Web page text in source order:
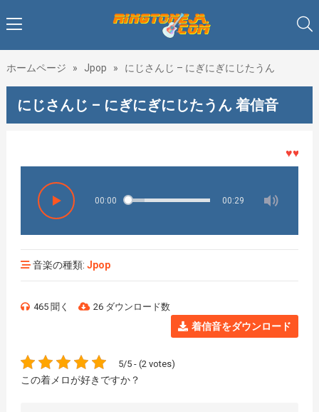
ホームページ » Jpop » にじさんじ – にぎにぎにじたうん
にじさんじ – にぎにぎにじたうん 着信音
♥♥♥着メ
00:00 00:29
音楽の種類: Jpop
465 聞く 26 ダウンロード数
着信音をダウンロード
5/5 - (2 votes)
この着メロが好きですか？